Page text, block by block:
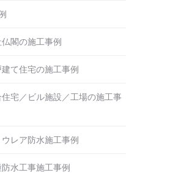
閣の施工事例
て住宅の施工事例
住宅／ビル施設／工場の施工事
ウレア防水施工事例
水工事施工事例